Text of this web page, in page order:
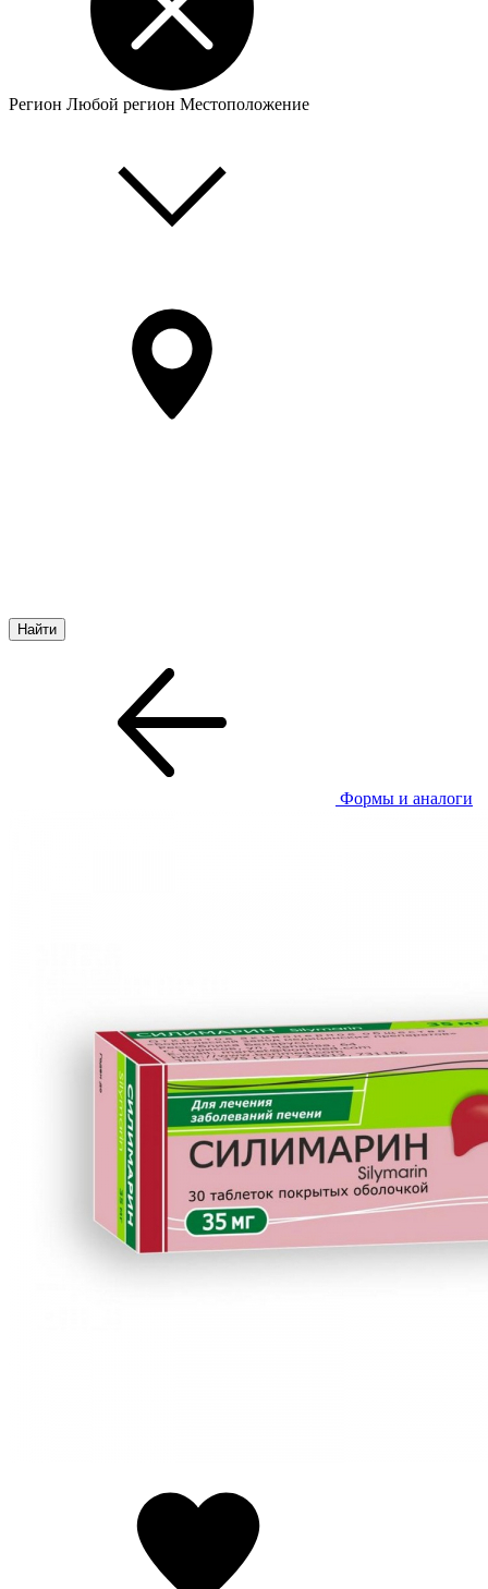
Регион Любой регион Местоположение
Формы и аналоги